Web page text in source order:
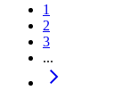
1
2
3
...